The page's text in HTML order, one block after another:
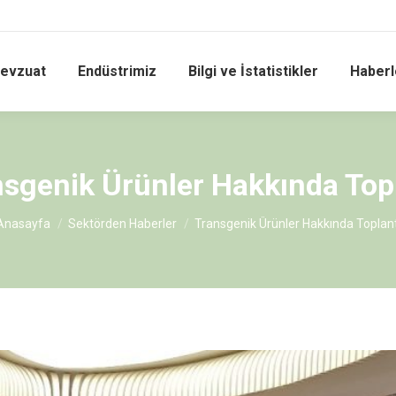
Endüstrimiz Bilgi ve İstatistikler
Ürünler Hakkında
are here:Sektörden Haberler Transgenik Ürünler Hakkında